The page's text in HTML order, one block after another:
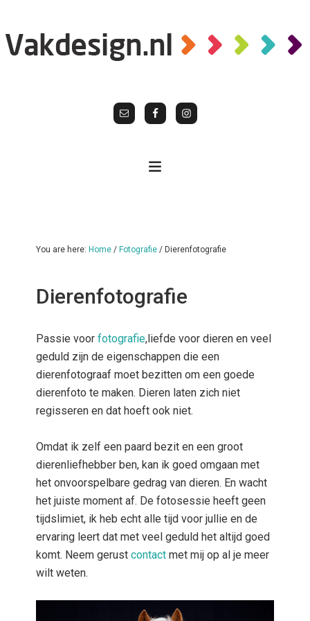
You are here: Home / Fotografie / Dierenfotografie
Dierenfotografie
Passie voorfotografie,liefde voor dieren en veel
geduld zijn de eigenschappen die een
dierenfotograaf moet bezitten om een goede
dierenfoto te maken. Dieren laten zich niet
regisseren en dat hoeft ook niet.
Omdat ik zelf een paard bezit en een groot
dierenliefhebber ben, kan ik goed omgaan met
het onvoorspelbare gedrag van dieren. En wacht
het juiste moment af. De fotosessie heeft geen
tijdslimiet, ik heb echt alle tijd voor jullie en de
ervaring leert dat met veel geduld het altijd goed
komt. Neem gerustcontactmet mij op al je meer
wilt weten.